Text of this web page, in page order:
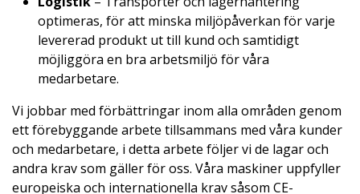
optimeras, för att minska miljöpåverkan för varje
levererad produkt ut till kund och samtidigt
möjliggöra en bra arbetsmiljö för våra
medarbetare.
Vi jobbar med förbättringar inom alla områden genom
ett förebyggande arbete tillsammans med våra kunder
och medarbetare, i detta arbete följer vi de lagar och
andra krav som gäller för oss. Våra maskiner uppfyller
europeiska och internationella krav såsom CE-